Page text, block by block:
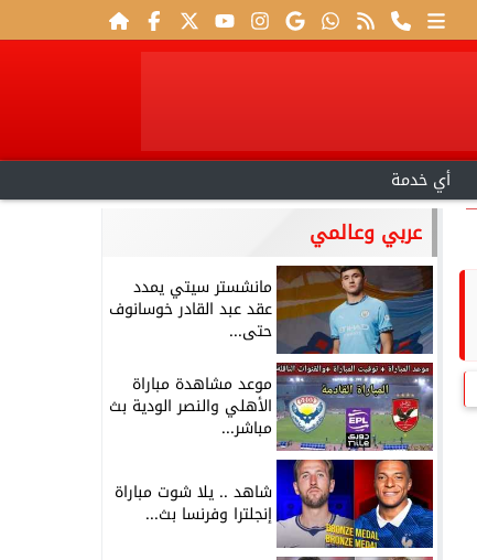
أي خدمة
عربي وعالمي
مانشستر سيتي يمدد
عقد عبد القادر خوسانوف
حتى...
موعد مشاهدة مباراة
الأهلي والنصر الودية بث
مباشر...
شاهد .. يلا شوت مباراة
إنجلترا وفرنسا بث...